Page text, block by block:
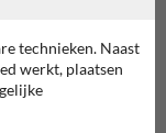
technieken. Naast
werkt, plaatsen